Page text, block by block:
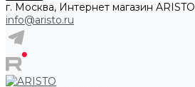
г. Москва, Интернет магазин ARISTO
info@aristo.ru